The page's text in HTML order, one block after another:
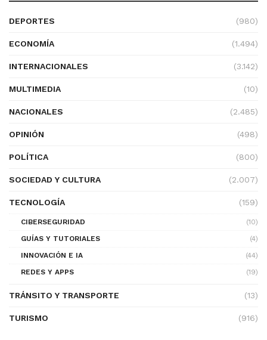
DEPORTES (980)
ECONOMÍA (1.494)
INTERNACIONALES (3.142)
MULTIMEDIA (10)
NACIONALES (2.485)
OPINIÓN (498)
POLÍTICA (800)
SOCIEDAD Y CULTURA (2.007)
TECNOLOGÍA (159)
CIBERSEGURIDAD
(10)
GUÍAS Y TUTORIALES
(4)
INNOVACIÓN E IA
(44)
REDES Y APPS
(19)
TRÁNSITO Y TRANSPORTE (13)
TURISMO (916)